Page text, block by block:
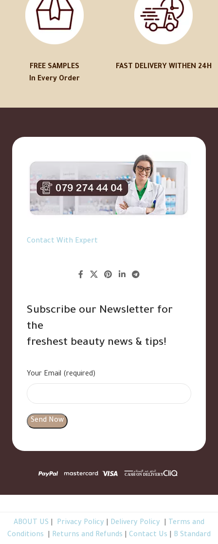
FREE SAMPLES
In Every Order
FAST DELIVERY WITHEN 24H
Contact With Expert
Subscribe our Newsletter for
the
freshest beauty news & tips!
Your Email (required)
ABOUT US Privacy Policy Delivery Policy
Terms and
Conditions
Returns and Refunds Contact Us B Standard